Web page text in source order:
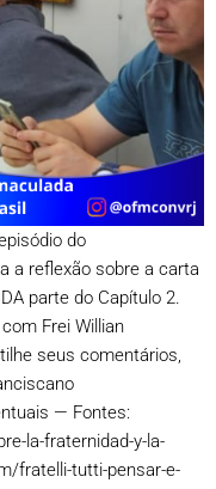
do
a reflexão sobre a carta
parte do Capítulo 2.
Frei Willian
seus comentários,
— Fontes:
la-fraternidad-y-la-
fratelli-tutti-pensar-e-